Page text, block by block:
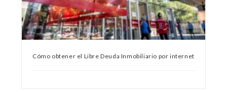
Cómo obtener el Libre Deuda Inmobiliario por internet